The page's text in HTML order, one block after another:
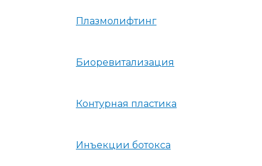
Плазмолифтинг
Биоревитализация
Контурная пластика
Инъекции ботокса